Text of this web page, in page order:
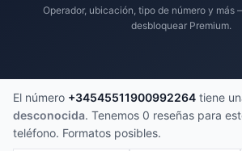
Operador, ubicación, tipo de número y más
desbloquear Premium.
El número +34545511900992264 tiene
desconocida. Tenemos 0 reseñas para
teléfono. Formatos posibles.